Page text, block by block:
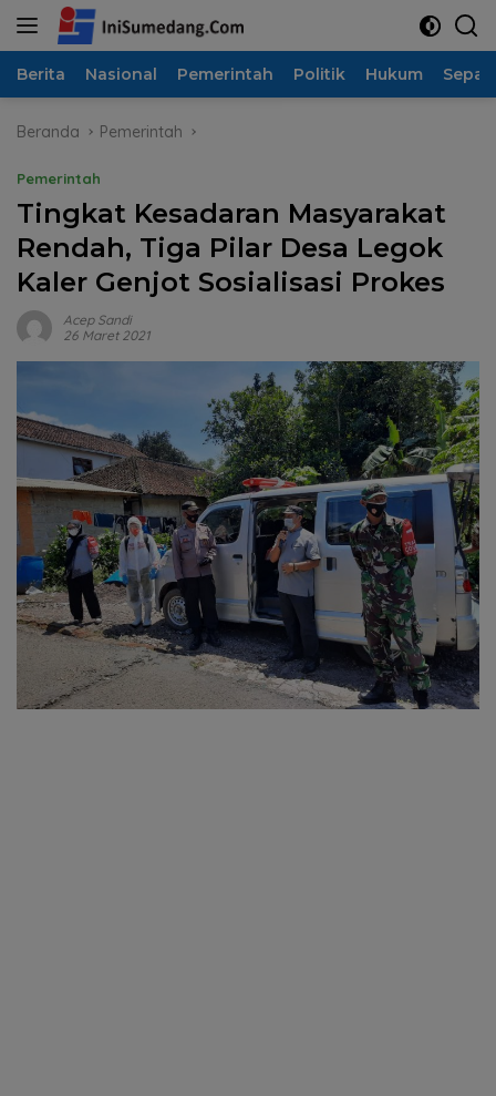
Langsung
Berita Nasional Pemerintah Politik Hukum
Beranda Pemerintah
Pemerintah
Tingkat Kesadaran Masyarakat
Rendah, Tiga Pilar Desa Legok
Kaler Genjot Sosialisasi Prokes
Acep Sandi
26 Maret 2021